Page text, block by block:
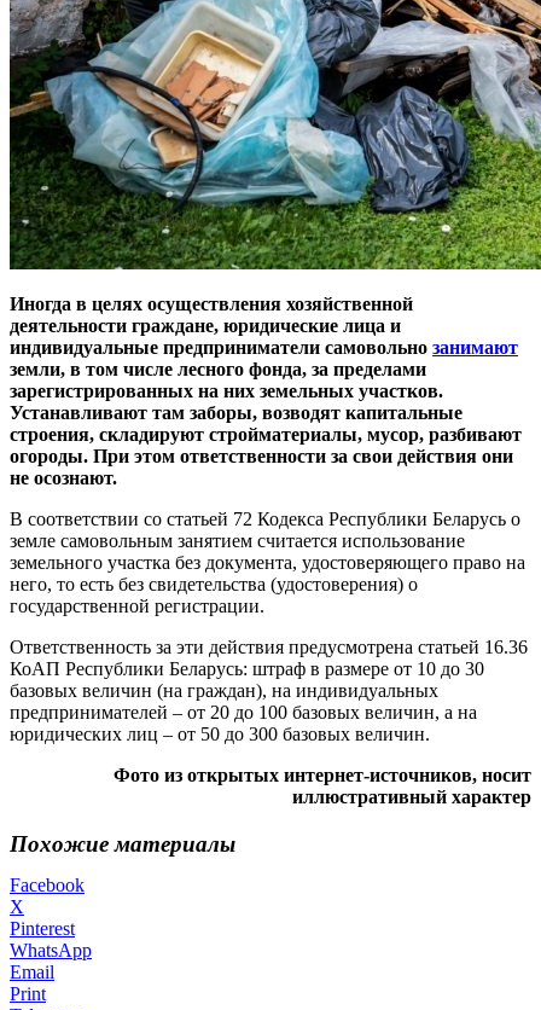
Иногда в целях осуществления хозяйственной
деятельности граждане, юридические лица и
индивидуальные предприниматели самовольно занимают
земли, в том числе лесного фонда, за пределами
зарегистрированных на них земельных участков.
Устанавливают там заборы, возводят капитальные
строения, складируют стройматериалы, мусор, разбивают
огороды. При этом ответственности за свои действия они
не осознают.
В соответствии со статьей 72 Кодекса Республики Беларусь о
земле самовольным занятием считается использование
земельного участка без документа, удостоверяющего право на
него, то есть без свидетельства (удостоверения) о
государственной регистрации.
Ответственность за эти действия предусмотрена статьей 16.36
КоАП Республики Беларусь: штраф в размере от 10 до 30
базовых величин (на граждан), на индивидуальных
предпринимателей – от 20 до 100 базовых величин, а на
юридических лиц – от 50 до 300 базовых величин.
Фото из открытых интернет-источников, носит
иллюстративный характер
Похожие материалы
Facebook
X
Pinterest
WhatsApp
Email
Print